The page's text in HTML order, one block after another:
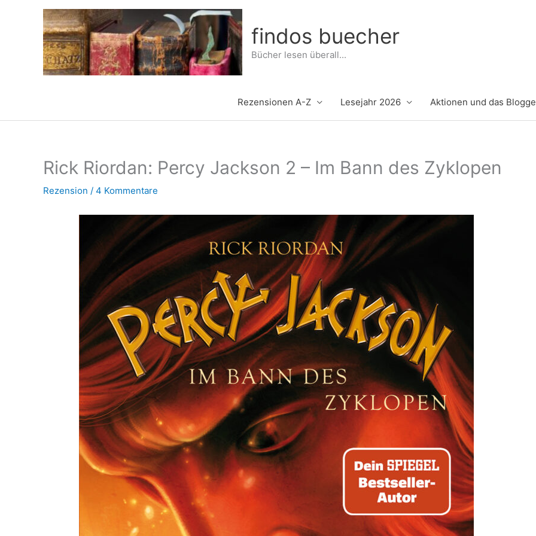
findos buecher
Bücher lesen überall...
Rezensionen A-Z Lesejahr 2026 Aktionen und das
Rick Riordan: Percy Jackson 2 – Im Bann des Zyklopen
Rezension / 4 Kommentare